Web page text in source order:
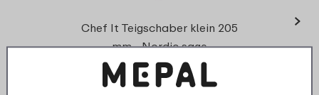
Chef It Teigschaber klein 205
mm - Nordic sage
49
Sieb
›